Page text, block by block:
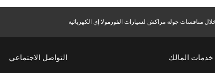
منافسات جولة مراكش لسيارات الفورمولا إي الكهربائية
خدمات المالك التواصل الاجتماعي